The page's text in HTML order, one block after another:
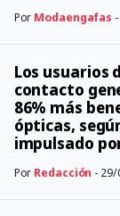
Por Modaengafas
Los usuarios
contacto
86% más
ópticas,
impulsado
Por Redacción -